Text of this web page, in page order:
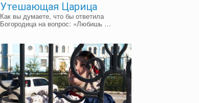
Утешающая Царица
Как вы думаете, что бы ответила
Богородица на вопрос: «Любишь …